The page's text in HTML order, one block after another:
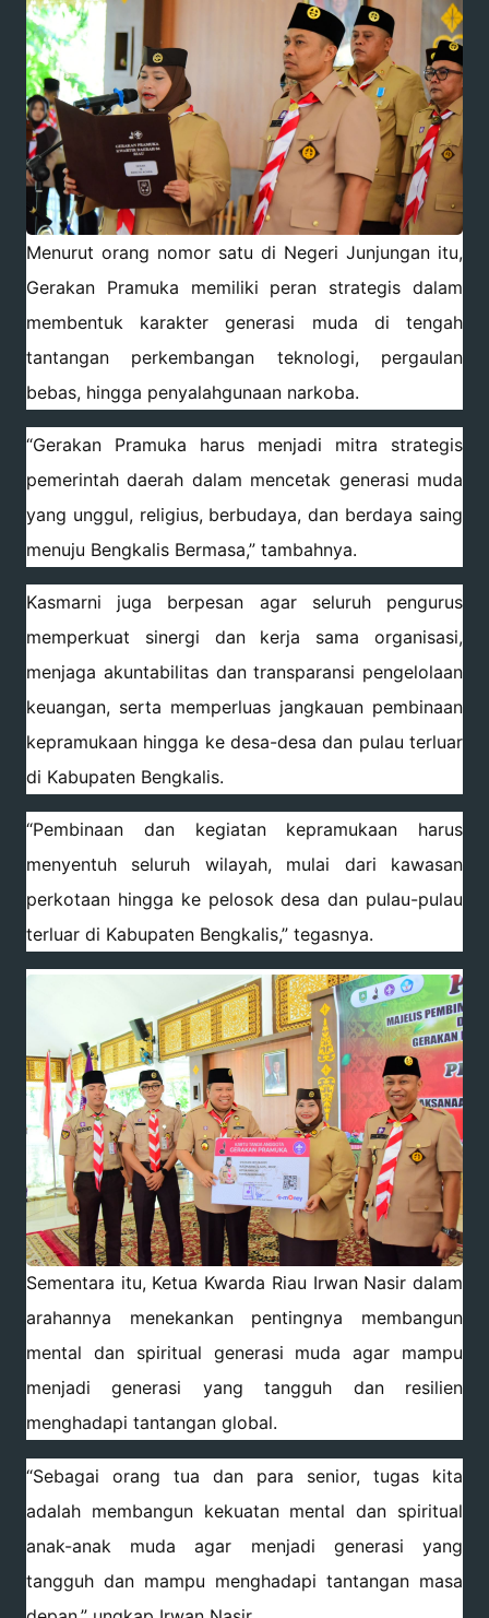
Menurut orang nomor satu di Negeri Junjungan itu,
Gerakan Pramuka memiliki peran strategis dalam
membentuk karakter generasi muda di tengah
tantangan perkembangan teknologi, pergaulan
bebas, hingga penyalahgunaan narkoba.
“Gerakan Pramuka harus menjadi mitra strategis
pemerintah daerah dalam mencetak generasi muda
yang unggul, religius, berbudaya, dan berdaya saing
menuju Bengkalis Bermasa,” tambahnya.
Kasmarni juga berpesan agar seluruh pengurus
memperkuat sinergi dan kerja sama organisasi,
menjaga akuntabilitas dan transparansi pengelolaan
keuangan, serta memperluas jangkauan pembinaan
kepramukaan hingga ke desa-desa dan pulau terluar
di Kabupaten Bengkalis.
“Pembinaan dan kegiatan kepramukaan harus
menyentuh seluruh wilayah, mulai dari kawasan
perkotaan hingga ke pelosok desa dan pulau-pulau
terluar di Kabupaten Bengkalis,” tegasnya.
Sementara itu, Ketua Kwarda Riau Irwan Nasir dalam
arahannya menekankan pentingnya membangun
mental dan spiritual generasi muda agar mampu
menjadi generasi yang tangguh dan resilien
menghadapi tantangan global.
“Sebagai orang tua dan para senior, tugas kita
adalah membangun kekuatan mental dan spiritual
anak-anak muda agar menjadi generasi yang
tangguh dan mampu menghadapi tantangan masa